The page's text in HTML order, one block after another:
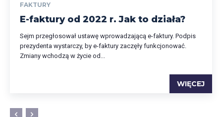
FAKTURY
E-faktury od 2022 r. Jak to działa?
Sejm przegłosował ustawę wprowadzającą e-faktury. Podpis
prezydenta wystarczy, by e-faktury zaczęły funkcjonować.
Zmiany wchodzą w życie od...
WIĘCEJ